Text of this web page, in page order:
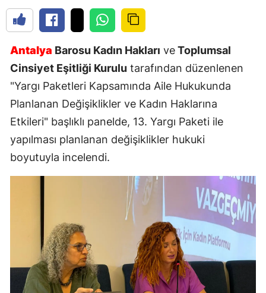
Antalya Barosu Kadın Hakları veToplumsal
Cinsiyet Eşitliği Kurulu tarafından düzenlenen
"Yargı Paketleri Kapsamında Aile Hukukunda
Planlanan Değişiklikler ve Kadın Haklarına
Etkileri" başlıklı panelde, 13. Yargı Paketi ile
yapılması planlanan değişiklikler hukuki
boyutuyla incelendi.